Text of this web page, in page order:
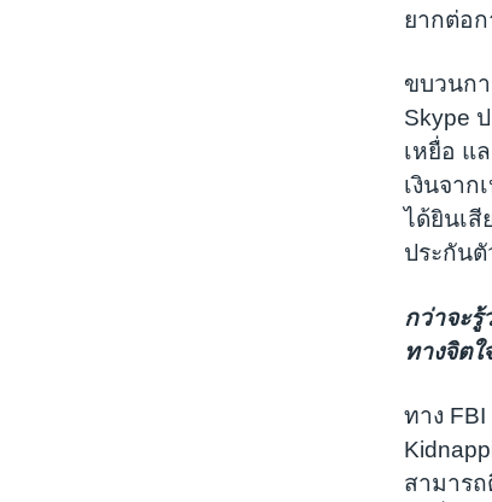
ยากต่อ
ขบวนกา
Skype
เหยื่อ แ
เงินจาก
ได้ยินเสี
ประกัน
กว่าจะ
ทางจิต
ทาง
สามาร